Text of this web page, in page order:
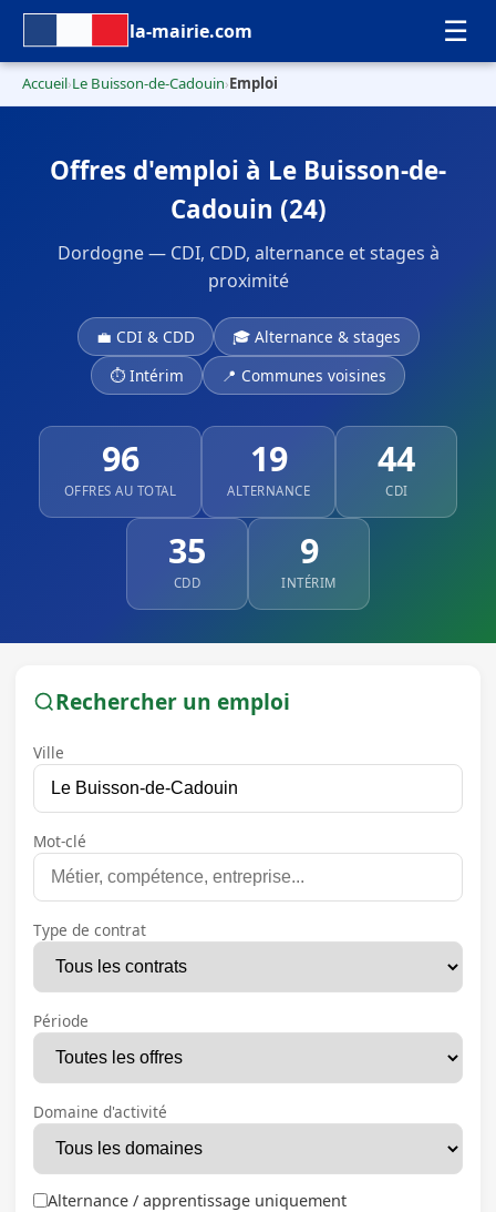
la-mairie.com ☰
Accueil›Le Buisson-de-Cadouin›Emploi
Offres d'emploi à Le Buisson-de-
Cadouin (24)
Dordogne — CDI, CDD, alternance et stages à
proximité
💼 CDI & CDD
🎓 Alternance & stages
⏱ Intérim
📍 Communes voisines
96
OFFRES AU TOTAL
19
ALTERNANCE
44
CDI
35
CDD
9
INTÉRIM
Rechercher un emploi
Ville
Mot-clé
Type de contrat
Période
Domaine d'activité
Alternance / apprentissage uniquement